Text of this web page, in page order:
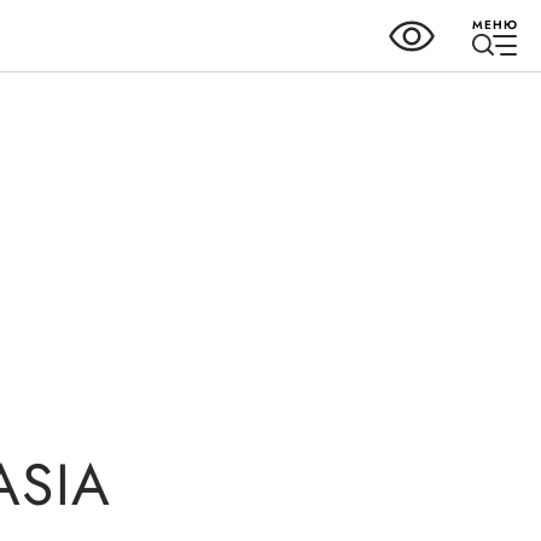
МЕНЮ
предоставляющие поддержку
Интерактивные сервисы